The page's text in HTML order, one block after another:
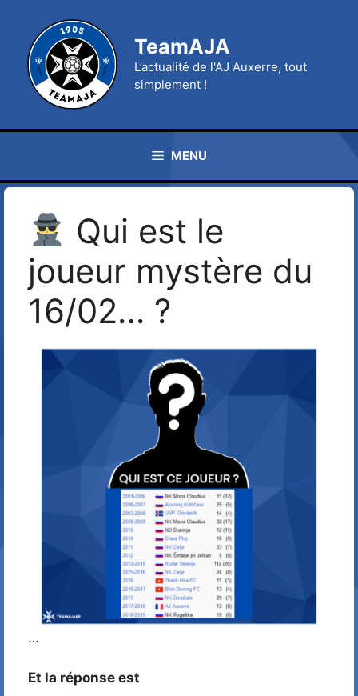
contenu
TeamAJA
L’actualité de l'AJ Auxerre, tout
simplement !
MENU
Qui est le
joueur mystère du
16/02… ?
…
Et la réponse est